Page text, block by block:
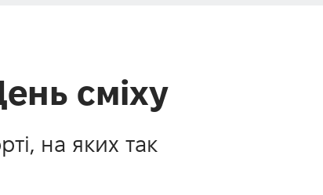
сміху
на яких так